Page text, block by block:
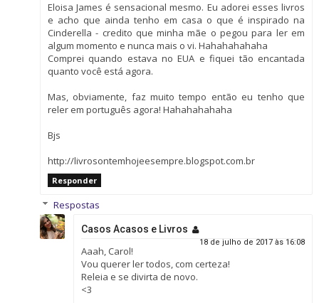
Eloisa James é sensacional mesmo. Eu adorei esses livros
e acho que ainda tenho em casa o que é inspirado na
Cinderella - credito que minha mãe o pegou para ler em
algum momento e nunca mais o vi. Hahahahahaha
Comprei quando estava no EUA e fiquei tão encantada
quanto você está agora.
Mas, obviamente, faz muito tempo então eu tenho que
reler em português agora! Hahahahahaha
Bjs
http://livrosontemhojeesempre.blogspot.com.br
Responder
Respostas
Casos Acasos e Livros
18 de julho de 2017 às 16:08
Aaah, Carol!
Vou querer ler todos, com certeza!
Releia e se divirta de novo.
<3